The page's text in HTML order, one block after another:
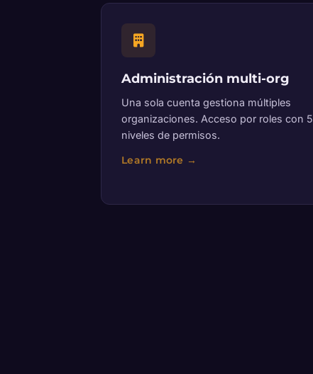
Administración multi-org
Una sola cuenta gestiona múltiples
organizaciones. Acceso por roles con 5
niveles de permisos.